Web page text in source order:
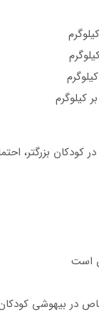
بر کيلوگرم يا کمتر در
است
در بیهوشی